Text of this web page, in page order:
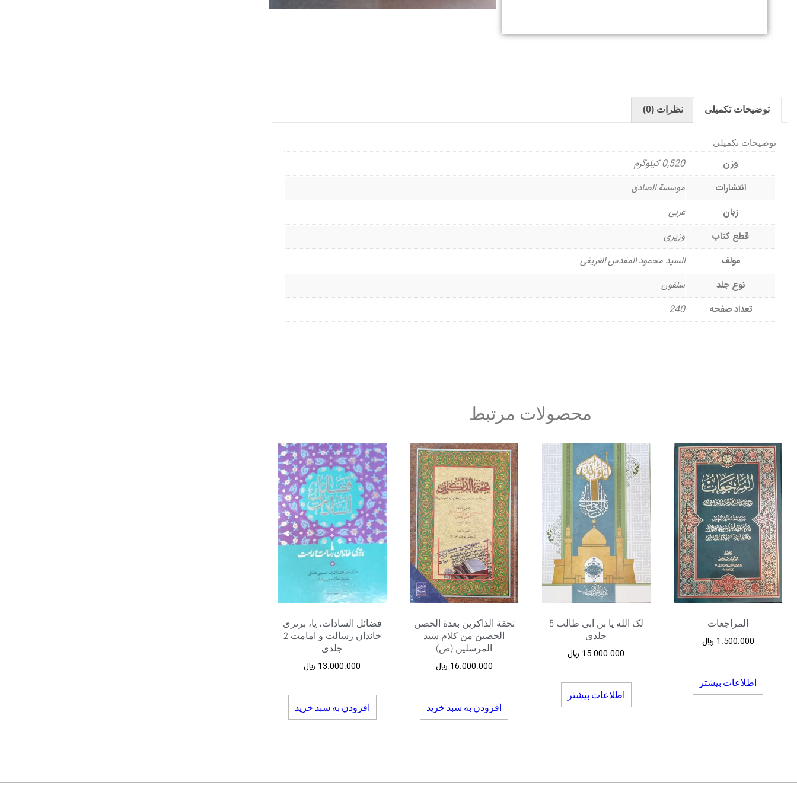
توضیحات تکمیلی نظرات (0)
توضیحات تکمیلی
وزن
0,520 کیلوگرم
انتشارات
موسسة الصادق
زبان
عربی
قطع کتاب
وزیری
مولف
السید محمود المقدس الغریفی
نوع جلد
سلفون
تعداد صفحه
240
محصولات مرتبط
المراجعات
1.500.000 ﷼
اطلاعات بیشتر
لک الله یا بن ابی طالب 5
جلدی
15.000.000 ﷼
اطلاعات بیشتر
تحفة الذاکرین بعدة الحصن
الحصین من کلام سید
المرسلین (ص)
16.000.000 ﷼
افزودن به سبد خرید
فضائل السادات، یا، برتری
خاندان رسالت و امامت 2
جلدی
13.000.000 ﷼
افزودن به سبد خرید